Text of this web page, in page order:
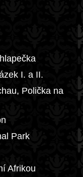
I. a II.
Polička na
Park
Afrikou